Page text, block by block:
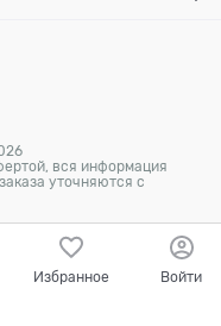
вся информация
уточняются с
Избранное Войти